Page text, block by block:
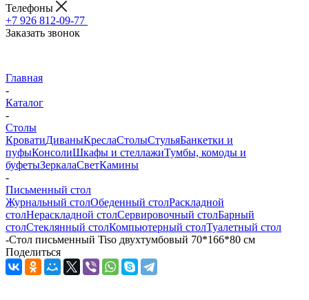
Телефоны
+7 926 812-09-77
Заказать звонок
Главная
-
Каталог
-
Столы
КроватиДиваныКреслаСтолыСтульяБанкетки и
пуфыКонсолиШкафы и стеллажиТумбы, комоды и
буфетыЗеркалаСветКамины
-
Письменный стол
Журнальный столОбеденный столРаскладной
столНераскладной столСервировочный столБарный
столСтеклянный столКомпьютерный столТуалетный стол
-Стол письменный Tiso двухтумбовый 70*166*80 см
Поделиться